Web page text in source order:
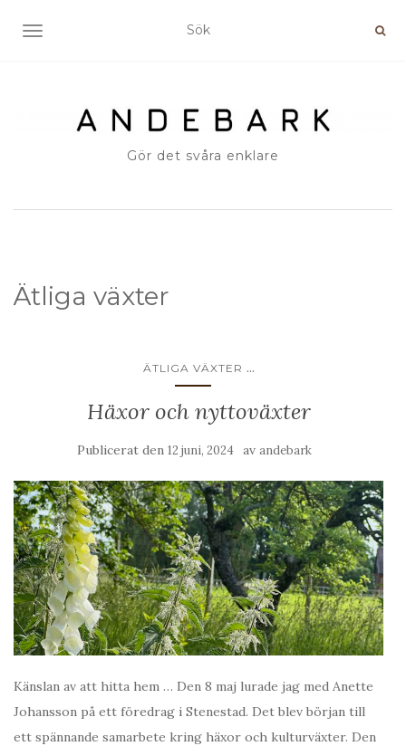
SLÅ PÅ/AV NAVIGERING
Gör det svåra enklare
Ätliga växter
ÄTLIGA VÄXTER ...
Häxor och nyttoväxter
Publicerat den 12 juni, 2024 av andebark
Känslan av att hitta hem … Den 8 maj lurade jag med Anette
Johansson på ett föredrag i Stenestad. Det blev början till
ett spännande samarbete kring häxor och kulturväxter. Den